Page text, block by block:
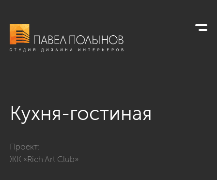
Кухня-гостиная
Проект:
ЖК «Rich Art Club»